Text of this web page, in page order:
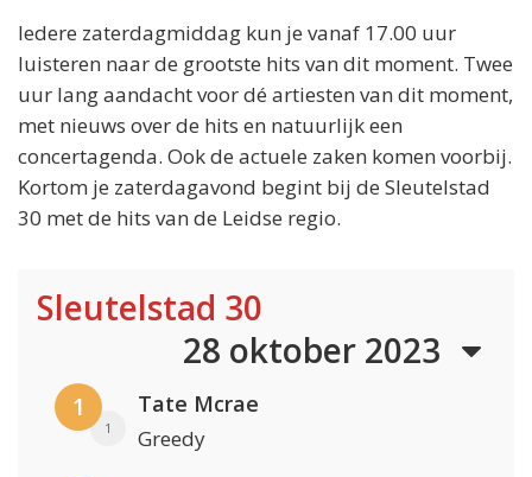
Iedere zaterdagmiddag kun je vanaf 17.00 uur
luisteren naar de grootste hits van dit moment. Twee
uur lang aandacht voor dé artiesten van dit moment,
met nieuws over de hits en natuurlijk een
concertagenda. Ook de actuele zaken komen voorbij.
Kortom je zaterdagavond begint bij de Sleutelstad
30 met de hits van de Leidse regio.
Sleutelstad 30
28 oktober 2023
1
1
Tate Mcrae
Greedy